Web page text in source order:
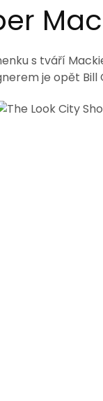
s tváří
je opět Bill